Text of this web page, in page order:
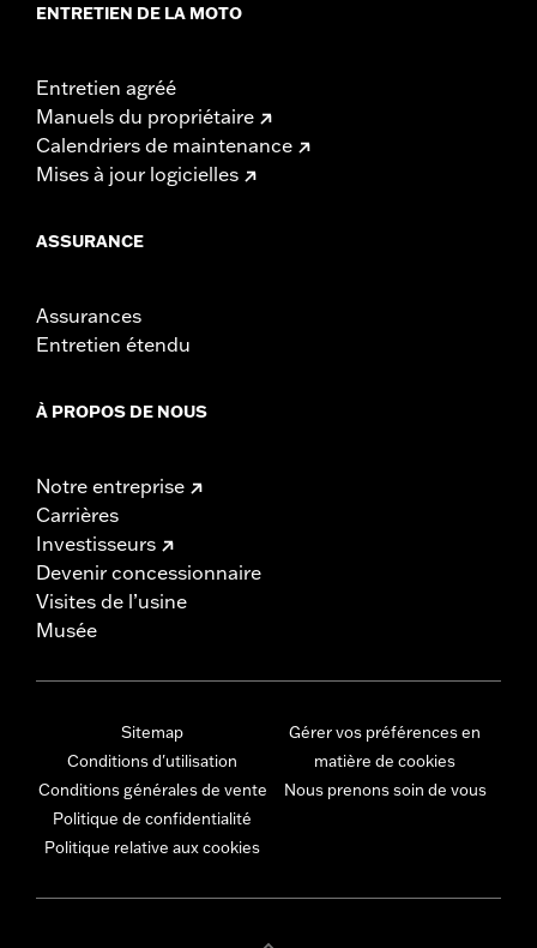
ENTRETIEN DE LA MOTO
Entretien agréé
Manuels du propriétaire
Calendriers de maintenance
Mises à jour logicielles
ASSURANCE
Assurances
Entretien étendu
À PROPOS DE NOUS
Notre entreprise
Carrières
Investisseurs
Devenir concessionnaire
Visites de l’usine
Musée
Sitemap
Conditions d'utilisation
Conditions générales de vente
Politique de confidentialité
Politique relative aux cookies
Gérer vos préférences en
matière de cookies
Nous prenons soin de vous